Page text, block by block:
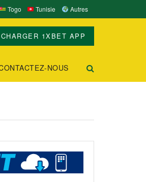
Togo Tunisie Autres
1XBET APP
NOUS